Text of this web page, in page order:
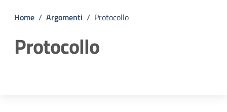
Home / Argomenti / Protocollo
Protocollo